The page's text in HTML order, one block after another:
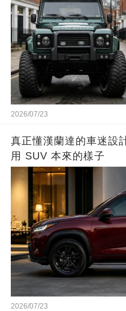
2026/07/23
真正懂漢蘭達的車迷設
用 SUV 本來的樣子
2026/07/23